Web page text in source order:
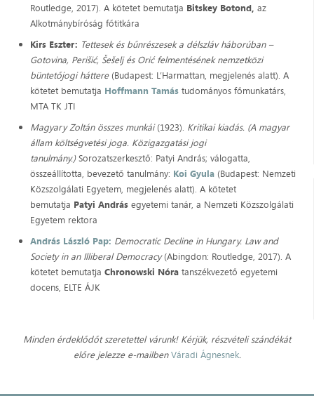
Routledge, 2017). A kötetet bemutatja Bitskey Botond, az
Alkotmánybíróság főtitkára
Kirs Eszter: Tettesek és bűnrészesek a délszláv háborúban –
Gotovina, Perišić, Šešelj és Orić felmentésének nemzetközi
büntetőjogi háttere(Budapest: L’Harmattan, megjelenés alatt). A
kötetet bemutatja Hoffmann Tamás tudományos főmunkatárs,
MTA TK JTI
Magyary Zoltán összes munkái(1923). Kritikai kiadás. (A magyar
állam költségvetési joga. Közigazgatási jogi
tanulmány.)Sorozatszerkesztő: Patyi András; válogatta,
összeállította, bevezető tanulmány: Koi Gyula(Budapest: Nemzeti
Közszolgálati Egyetem, megjelenés alatt). A kötetet
bemutatja Patyi Andrásegyetemi tanár, a Nemzeti Közszolgálati
Egyetem rektora
András László Pap: Democratic Decline in Hungary. Law and
Society in an Illiberal Democracy(Abingdon: Routledge, 2017). A
kötetet bemutatja Chronowski Nóratanszékvezető egyetemi
docens, ELTE ÁJK
Minden érdeklődőt szeretettel várunk! Kérjük, részvételi szándékát
előre jelezze e-mailbenVáradi Ágnesnek.